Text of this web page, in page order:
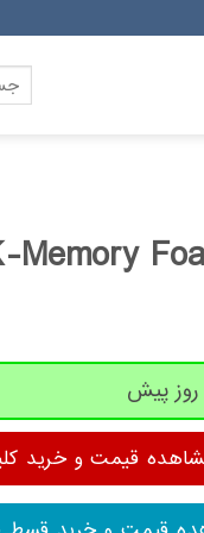
برای:
قیمت و خرید